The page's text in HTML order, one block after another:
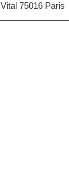
Vital 75016 Paris